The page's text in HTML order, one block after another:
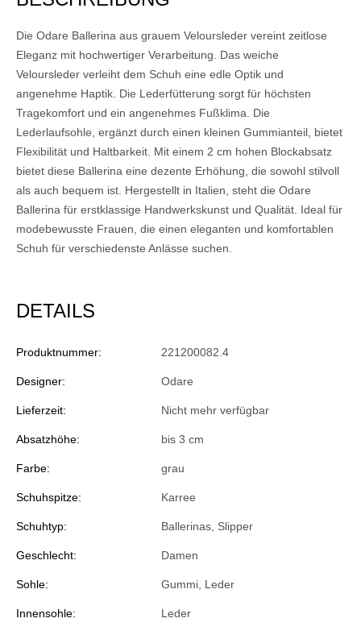
Die Odare Ballerina aus grauem Veloursleder vereint zeitlose
Eleganz mit hochwertiger Verarbeitung. Das weiche
Veloursleder verleiht dem Schuh eine edle Optik und
angenehme Haptik. Die Lederfütterung sorgt für höchsten
Tragekomfort und ein angenehmes Fußklima. Die
Lederlaufsohle, ergänzt durch einen kleinen Gummianteil, bietet
Flexibilität und Haltbarkeit. Mit einem 2 cm hohen Blockabsatz
bietet diese Ballerina eine dezente Erhöhung, die sowohl stilvoll
als auch bequem ist. Hergestellt in Italien, steht die Odare
Ballerina für erstklassige Handwerkskunst und Qualität. Ideal für
modebewusste Frauen, die einen eleganten und komfortablen
Schuh für verschiedenste Anlässe suchen.
DETAILS
Produktnummer: 221200082.4
Designer: Odare
Lieferzeit: Nicht mehr verfügbar
Absatzhöhe: bis 3 cm
Farbe: grau
Schuhspitze: Karree
Schuhtyp: Ballerinas , Slipper
Geschlecht: Damen
Sohle: Gummi, Leder
Innensohle: Leder